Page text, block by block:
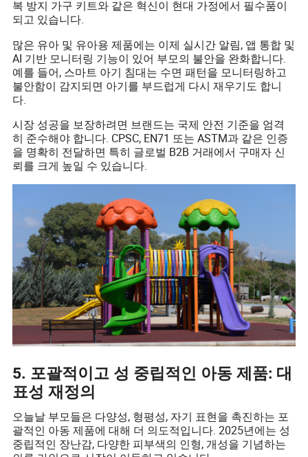
복 방지 가구 키트와 같은 혁신이 현대 가정에서 필수품이
되고 있습니다.
많은 유아 및 유아용 제품에는 이제 실시간 알림, 앱 통합 및
AI 기반 모니터링 기능이 있어 부모의 불안을 완화합니다.
예를 들어, 스마트 아기 침대는 수면 패턴을 모니터링하고
불안함이 감지되면 아기를 부드럽게 다시 재우기도 합니
다.
시장 성공을 보장하려면 브랜드는 국제 안전 기준을 엄격
히 준수해야 합니다. CPSC, EN71 또는 ASTM과 같은 인증
을 명확히 전달하면 특히 글로벌 B2B 거래에서 구매자 신
뢰를 크게 높일 수 있습니다.
5. 포괄적이고 성 중립적인 아동 제품: 대
표성 재정의
오늘날 부모들은 다양성, 형평성, 자기 표현을 촉진하는 포
괄적인 아동 제품에 대해 더 의도적입니다. 2025년에는 성
중립적인 장난감, 다양한 피부색의 인형, 개성을 기념하는